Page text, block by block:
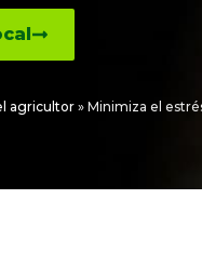
agricultor» Minimiza el